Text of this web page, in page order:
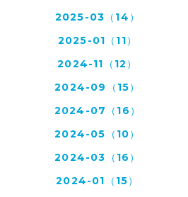
2025-03（14）
2025-01（11）
2024-11（12）
2024-09（15）
2024-07（16）
2024-05（10）
2024-03（16）
2024-01（15）